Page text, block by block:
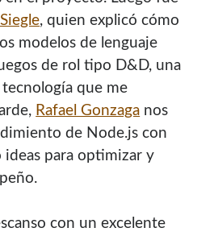
any of my work, consider to
will help me to invest time on
site.
o mi trabajo, puedes hacer una
ayudará a invertir tiempo en crear
, quien explicó cómo
modelos de lenguaje
de rol tipo D&D, una
que me
Rafael Gonzaga nos
de Node.js con
ideas para optimizar y
con un excelente